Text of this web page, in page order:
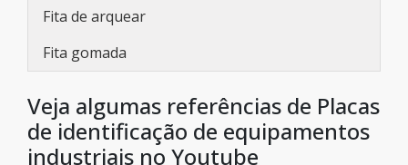
Fita de arquear
Fita gomada
Veja algumas referências de Placas
de identificação de equipamentos
industriais no Youtube